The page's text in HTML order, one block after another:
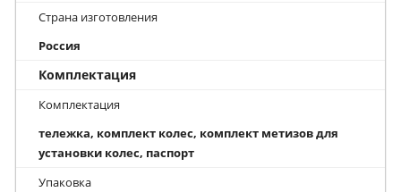
Страна изготовления
Россия
Комплектация
Комплектация
тележка, комплект колес, комплект метизов для
установки колес, паспорт
Упаковка